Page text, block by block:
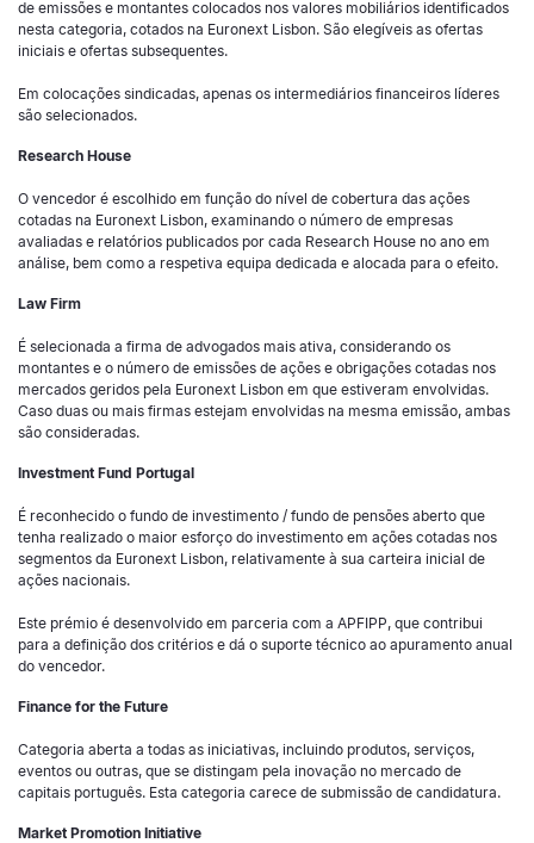
de emissões e montantes colocados nos valores mobiliários identificados
nesta categoria, cotados na Euronext Lisbon. São elegíveis as ofertas
iniciais e ofertas subsequentes.
Em colocações sindicadas, apenas os intermediários financeiros líderes
são selecionados.
Research House
O vencedor é escolhido em função do nível de cobertura das ações
cotadas na Euronext Lisbon, examinando o número de empresas
avaliadas e relatórios publicados por cada Research House no ano em
análise, bem como a respetiva equipa dedicada e alocada para o efeito.
Law Firm
É selecionada a firma de advogados mais ativa, considerando os
montantes e o número de emissões de ações e obrigações cotadas nos
mercados geridos pela Euronext Lisbon em que estiveram envolvidas.
Caso duas ou mais firmas estejam envolvidas na mesma emissão, ambas
são consideradas.
Investment Fund Portugal
É reconhecido o fundo de investimento / fundo de pensões aberto que
tenha realizado o maior esforço do investimento em ações cotadas nos
segmentos da Euronext Lisbon, relativamente à sua carteira inicial de
ações nacionais.
Este prémio é desenvolvido em parceria com a APFIPP, que contribui
para a definição dos critérios e dá o suporte técnico ao apuramento anual
do vencedor.
Finance for the Future
Categoria aberta a todas as iniciativas, incluindo produtos, serviços,
eventos ou outras, que se distingam pela inovação no mercado de
capitais português. Esta categoria carece de submissão de candidatura.
Market Promotion Initiative